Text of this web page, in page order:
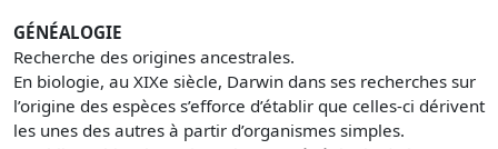
GÉNÉALOGIE
Recherche des origines ancestrales.
En biologie, au XIXe siècle, Darwin dans ses recherches sur
l’origine des espèces s’efforce d’établir que celles-ci dérivent
les unes des autres à partir d’organismes simples.